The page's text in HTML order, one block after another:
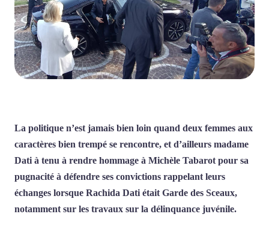
La politique n’est jamais bien loin quand deux femmes aux
caractères bien trempé se rencontre, et d’ailleurs madame
Dati à tenu à rendre hommage à Michèle Tabarot pour sa
pugnacité à défendre ses convictions rappelant leurs
échanges lorsque Rachida Dati était Garde des Sceaux,
notamment sur les travaux sur la délinquance juvénile.